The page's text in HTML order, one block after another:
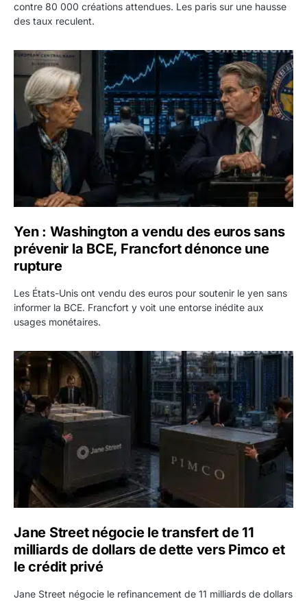
contre 80 000 créations attendues. Les paris sur une hausse
des taux reculent.
Yen : Washington a vendu des euros sans prévenir la
Yen : Washington a vendu des euros sans
prévenir la BCE, Francfort dénonce une
rupture
Les États-Unis ont vendu des euros pour soutenir le yen sans
informer la BCE. Francfort y voit une entorse inédite aux
usages monétaires.
Jane Street négocie le transfert de 11 milliards de
Jane Street négocie le transfert de 11
milliards de dollars de dette vers Pimco et
le crédit privé
Jane Street négocie le refinancement de 11 milliards de dollars